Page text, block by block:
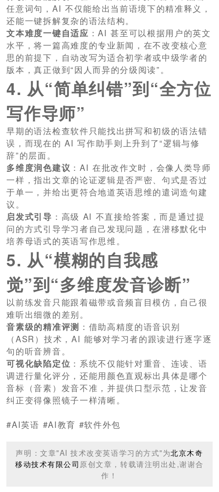
任意词句，AI 不仅能给出当前语境下的精准释义，
还能一键拆解复杂的语法结构。
文本难度一键自适应 ：AI 甚至可以根据用户的英文
水平，将一篇高难度的专业新闻，在不改变核心意
思的前提下，自动改写为适合初学者或中级学者的
版本，真正做到“因人而异的分级阅读”。
4. 从“简单纠错”到“全方位
写作导师”
早期的语法检查软件只能找出拼写和初级的语法错
误，而现在的 AI 写作助手则上升到了“逻辑与修
辞”的层面。
多维度润色建议 ：AI 在批改作文时，会像人类导师
一样，指出文章的论证逻辑是否严密、句式是否过
于单一，并给出更符合地道英语思维的遣词造句建
议。
启发式引导 ：高级 AI 不直接给答案，而是通过提
问的方式引导学习者自己发现问题，在潜移默化中
培养母语式的英语写作思维。
5. 从“模糊的自我感
觉”到“多维度发音诊断”
以前练发音只能跟着磁带或音频盲目模仿，自己很
难听出细微的差别。
音素级的精准评测 ：借助高精度的语音识别
（ASR）技术，AI 能够对学习者的跟读进行逐字逐
句的听音辨音。
可视化缺陷定位 ：系统不仅能针对重音、连读、语
调进行量化评分，还能用颜色直观标出具体是哪个
音标（音素）发音不准，并提供口型示范，让发音
纠正变得像照镜子一样清晰。
#AI英语 #AI教育 #软件外包
声明：文章"AI 技术改变英语学习的方式"为北京木奇
移动技术有限公司 原创文章，转载请注明出处,谢谢合
作！